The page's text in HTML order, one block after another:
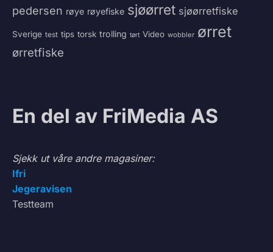
pedersen røye røyefiske sjøørret sjøørretfiske
Sverige test tips torsk trolling tørt Video wobbler ørret
ørretfiske
En del av FriMedia AS
Sjekk ut våre andre magasiner:
Ifri
Jegeravisen
Testteam